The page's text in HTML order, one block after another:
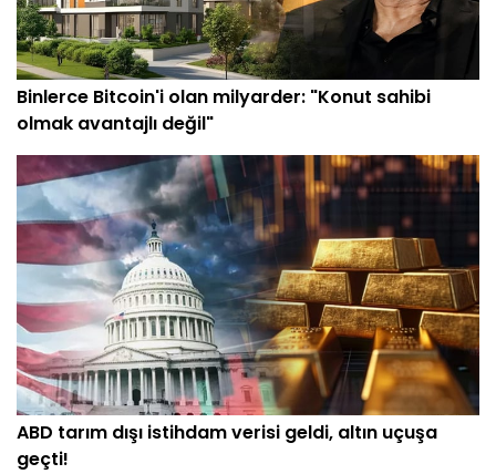
Binlerce Bitcoin'i olan milyarder: "Konut sahibi
olmak avantajlı değil"
ABD tarım dışı istihdam verisi geldi, altın uçuşa
geçti!